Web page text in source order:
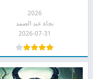
2026
نجاة عبد الصمد
2026-07-31